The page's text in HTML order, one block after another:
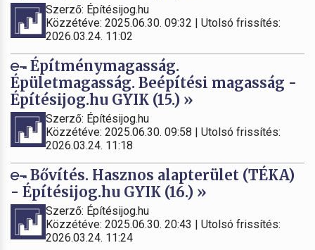
Szerző: Építésijog.hu
Közzétéve: 2025.06.30. 09:32 | Utolsó frissítés:
2026.03.24. 11:02
Építménymagasság.
Épületmagasság. Beépítési magasság -
Építésijog.hu GYIK (15.) »
Szerző: Építésijog.hu
Közzétéve: 2025.06.30. 09:58 | Utolsó frissítés:
2026.03.24. 11:18
Bővítés. Hasznos alapterület (TÉKA)
- Építésijog.hu GYIK (16.) »
Szerző: Építésijog.hu
Közzétéve: 2025.06.30. 20:43 | Utolsó frissítés:
2026.03.24. 11:24